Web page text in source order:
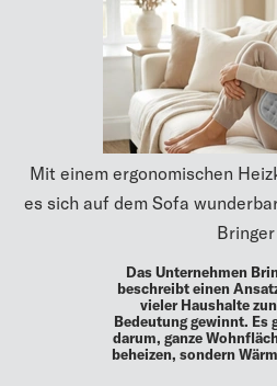
Mit einem ergonomischen
es sich auf dem Sofa
Bringer
Das Unternehmen
beschreibt einen
vieler Haushalte
Bedeutung gewinnt. Es
darum, ganze
beheizen, sondern